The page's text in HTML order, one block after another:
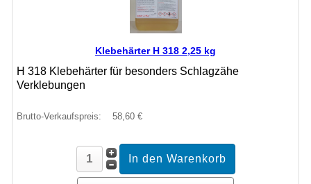
Klebehärter H 318 2,25 kg
H 318 Klebehärter für besonders Schlagzähe
Verklebungen
Brutto-Verkaufspreis: 58,60 €